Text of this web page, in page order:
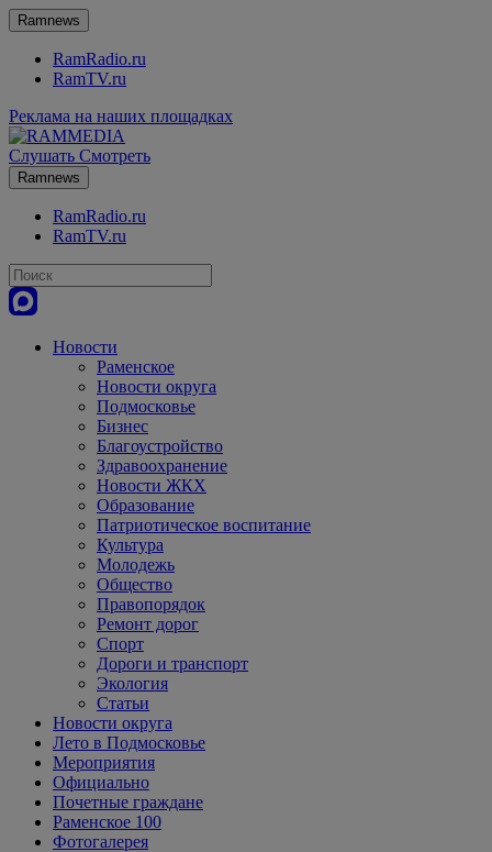
Ramnews
RamRadio.ru
RamTV.ru
Реклама на наших площадках
Слушать Смотреть
Ramnews
RamRadio.ru
RamTV.ru
Новости
Раменское
Новости округа
Подмосковье
Бизнес
Благоустройство
Здравоохранение
Новости ЖКХ
Образование
Патриотическое воспитание
Культура
Молодежь
Общество
Правопорядок
Ремонт дорог
Спорт
Дороги и транспорт
Экология
Статьи
Новости округа
Лето в Подмосковье
Мероприятия
Официально
Почетные граждане
Раменское 100
Фотогалерея